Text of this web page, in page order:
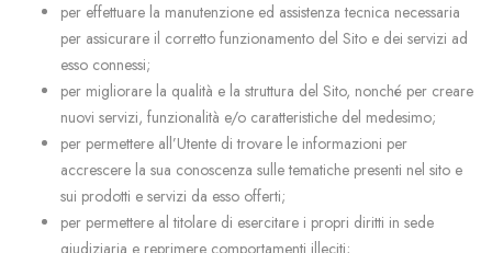
per effettuare la manutenzione ed assistenza tecnica necessaria
per assicurare il corretto funzionamento del Sito e dei servizi ad
esso connessi;
per migliorare la qualità e la struttura del Sito, nonché per creare
nuovi servizi, funzionalità e/o caratteristiche del medesimo;
per permettere all’Utente di trovare le informazioni per
accrescere la sua conoscenza sulle tematiche presenti nel sito e
sui prodotti e servizi da esso offerti;
per permettere al titolare di esercitare i propri diritti in sede
giudiziaria e reprimere comportamenti illeciti;